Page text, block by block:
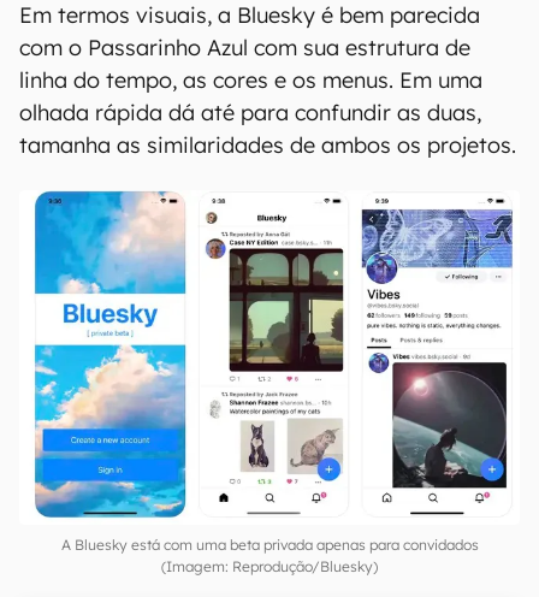
Em termos visuais, a Bluesky é bem parecida
com o Passarinho Azul com sua estrutura de
linha do tempo, as cores e os menus. Em uma
olhada rápida dá até para confundir as duas,
tamanha as similaridades de ambos os projetos.
A Bluesky está com uma beta privada apenas para convidados
(Imagem: Reprodução/Bluesky)